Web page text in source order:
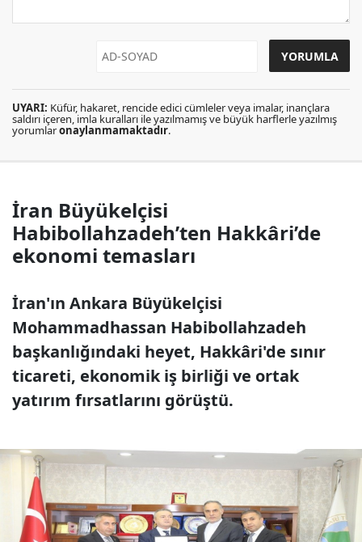
UYARI: Küfür, hakaret, rencide edici cümleler veya imalar, inançlara
saldırı içeren, imla kuralları ile yazılmamış ve büyük harflerle yazılmış
yorumlaronaylanmamaktadır.
İran Büyükelçisi
Habibollahzadeh’ten Hakkâri’de
ekonomi temasları
İran'ın Ankara Büyükelçisi
Mohammadhassan Habibollahzadeh
başkanlığındaki heyet, Hakkâri'de sınır
ticareti, ekonomik iş birliği ve ortak
yatırım fırsatlarını görüştü.